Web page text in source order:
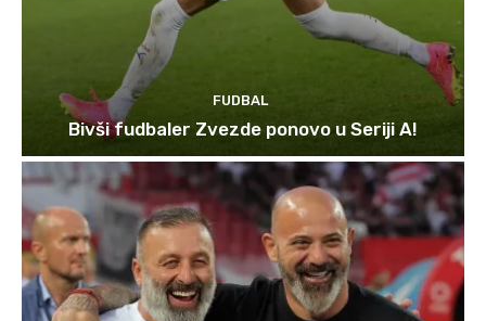
FUDBAL
Bivši fudbaler Zvezde ponovo u Seriji A!